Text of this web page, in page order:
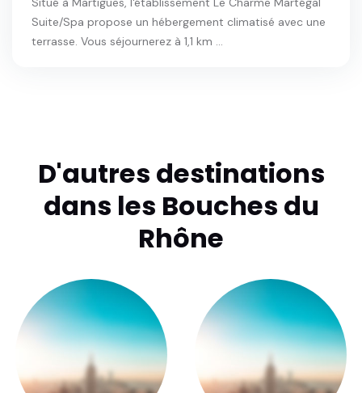
Suite/Spa propose un hébergement climatisé avec une
terrasse. Vous séjournerez à 1,1 km ...
D'autres destinations
dans les Bouches du
Rhône